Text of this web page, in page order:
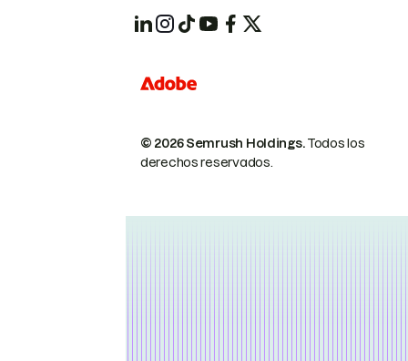
© 2026 Semrush Holdings.Todos los
derechos reservados.